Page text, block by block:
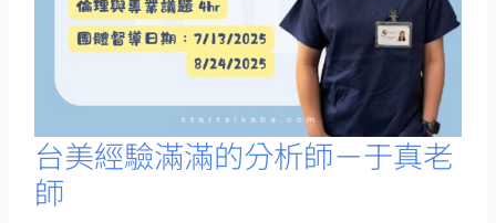
台美經驗滿滿的分析師－于真老
師
台
美
經